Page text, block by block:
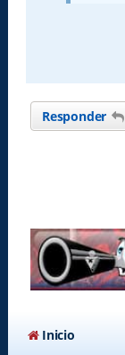
Responder
Inicio